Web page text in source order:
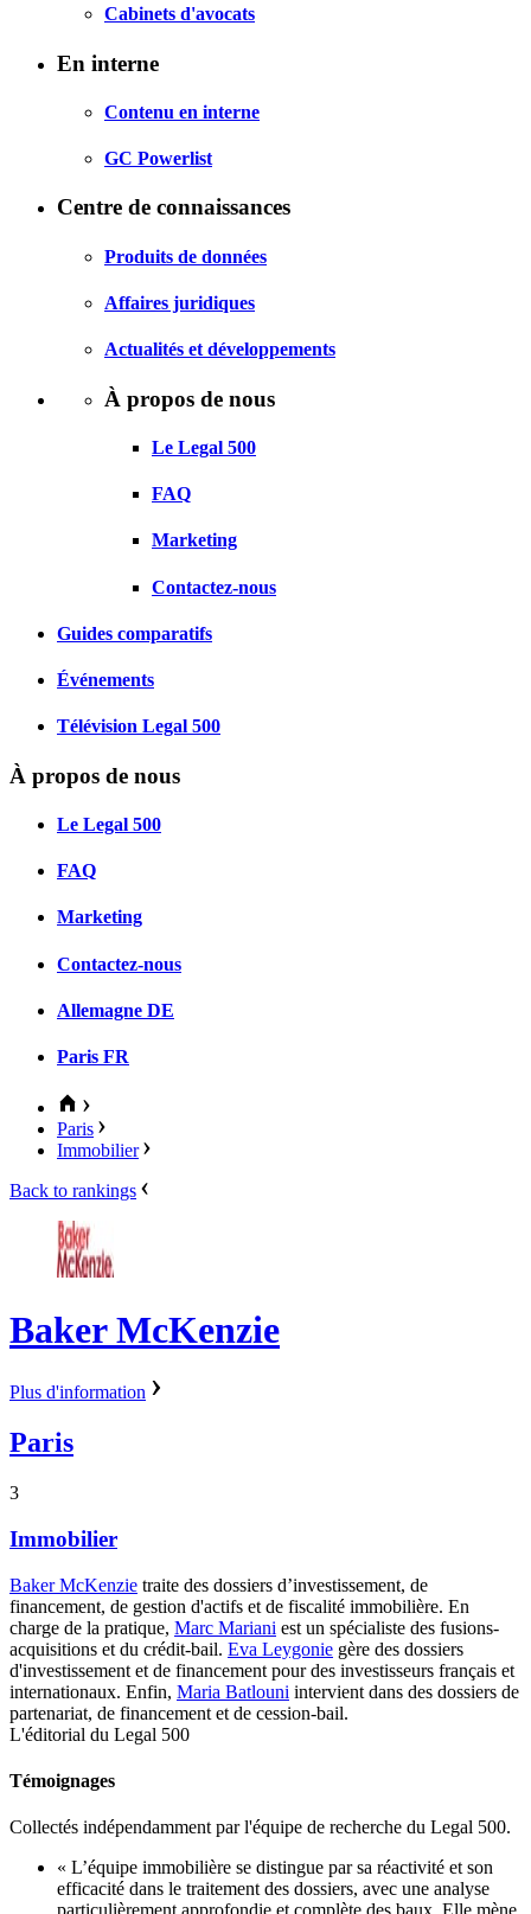
Cabinets d'avocats
En interne
Contenu en interne
GC Powerlist
Centre de connaissances
Produits de données
Affaires juridiques
Actualités et développements
À propos de nous
Le Legal 500
FAQ
Marketing
Contactez-nous
Guides comparatifs
Événements
Télévision Legal 500
À propos de nous
Le Legal 500
FAQ
Marketing
Contactez-nous
Allemagne DE
Paris FR
Paris
Immobilier
Back to rankings
Baker McKenzie
Plus d'information
Paris
3
Immobilier
Baker McKenzie traite des dossiers d’investissement, de
financement, de gestion d'actifs et de fiscalité immobilière. En
charge de la pratique, Marc Mariani est un spécialiste des fusions-
acquisitions et du crédit-bail. Eva Leygonie gère des dossiers
d'investissement et de financement pour des investisseurs français et
internationaux. Enfin, Maria Batlouni intervient dans des dossiers de
partenariat, de financement et de cession-bail.
L'éditorial du Legal 500
Témoignages
Collectés indépendamment par l'équipe de recherche du Legal 500.
« L’équipe immobilière se distingue par sa réactivité et son
efficacité dans le traitement des dossiers, avec une analyse